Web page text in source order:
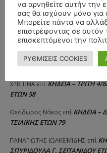
ΣΥΛΛΥΠΗΤΗΡΙΑ ΜΗΝΥΜΑΤΑ
Αλέξανδρος ΣέρβοςεπίΚΗΔΕΙΑ
ΧΑΡΑΛΑΜΠΟΣ ΚΑΥΚΙΑΣ ΕΤΩΝ
ΧΡΙΣΤΙΝΑ επίΚΗΔΕΙΑ – ΤΡΙΤΗ
ΕΤΩΝ 58
Θεόδωρος Νάκος επί ΚΗΔΕΙΑ –
ΤΣΙΛΙΚΗΣ ΕΤΩΝ 79
ΠΑΝΑΓΙΩΤΗΣ IΩΑΚΕΙΜΙΔΗΣ επί
ΣΠΥΡΙΔΟΥΛΑ Γ. ΣΕΪΤΑΝΙΔΟΥ
να αρνηθείτε αυτήν την
σας θα ισχύουν μόνο για
Μπορείτε πάντα να
επιστρέφοντας σε αυτόν
επισκεπτόμενοι την
ΡΥΘΜΙΣΕΙΣ COOKIES